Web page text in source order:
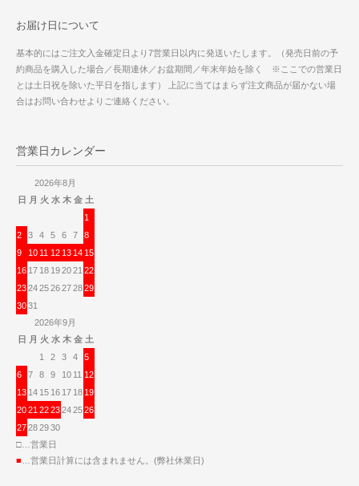
お届け日について
基本的にはご注文入金確定日より7営業日以内に発送いたします。（発売日前の予
約商品を購入した場合／長期連休／お盆期間／年末年始を除く ※ここでの営業日
とは土日祝を除いた平日を指します） 上記に当てはまらず注文商品が届かない場
合はお問い合わせよりご連絡ください。
営業日カレンダー
2026年8月
日 月 火 水 木 金 土
1
2
3 4 5 6 7
8
9
10 11 12 13 14 15
16 17 18 192021 22
23242526272829
3031
2026年9月
日 月 火 水 木 金 土
1
2 3 4
5
6
7 8 9 10 11 12
13 14 15 16 17 18 19
2021 2223242526
27282930
□…営業日
■ …営業日計算には含まれません。(弊社休業日)